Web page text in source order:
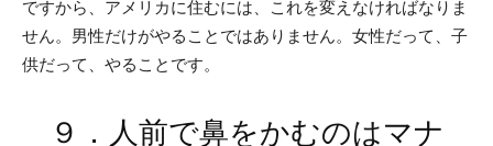
ですから、アメリカに住むには、これを変えなければなりま
せん。男性だけがやることではありません。女性だって、子
供だって、やることです。
９．人前で鼻をかむのはマナ